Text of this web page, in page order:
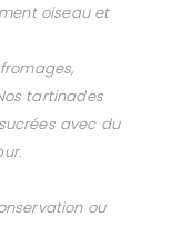
oiseau et
tartinades
avec du
ou